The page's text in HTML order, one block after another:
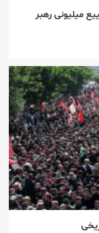
میلیونی رهبر